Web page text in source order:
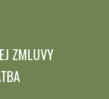
ZMLUVY